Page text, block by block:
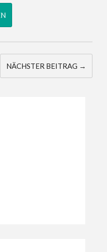
NÄCHSTER BEITRAG →